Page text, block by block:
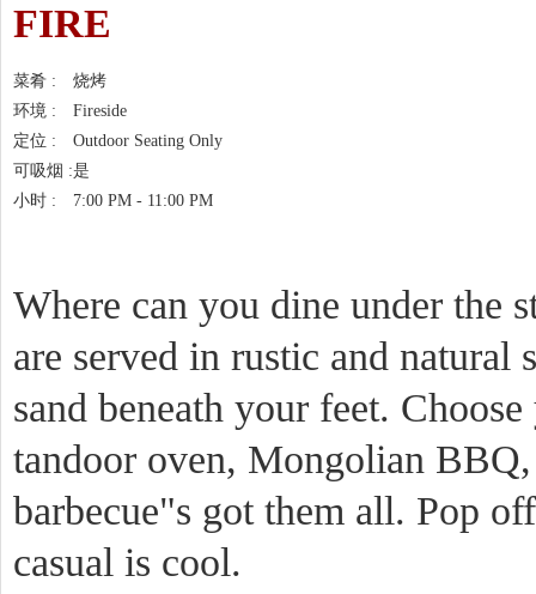
FIRE
菜肴 :
烧烤
环境 :
Fireside
定位 :
Outdoor Seating Only
可吸烟 :是
小时 :
7:00 PM - 11:00 PM
Where can you dine under the
are served in rustic and natural
sand beneath your feet.
tandoor oven, Mongolian
barbecue"s got them all. Pop
casual is cool.